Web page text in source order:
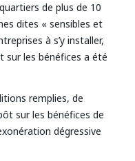
de plus de 10
dites « sensibles et
à s’y installer,
sur les bénéfices a été
remplies, de
sur les bénéfices de
dégressive